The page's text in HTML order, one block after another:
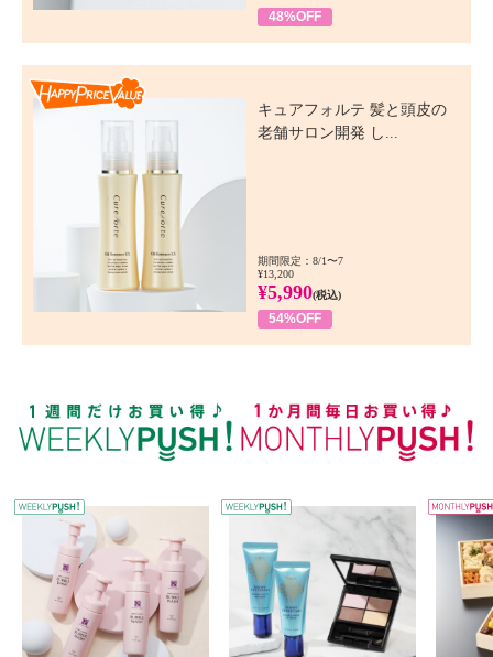
48%OFF
キュアフォルテ 髪と頭皮の
老舗サロン開発 し...
期間限定：8/1〜7
¥13,200
¥5,990(税込)
54%OFF
WEEKLY PUSH